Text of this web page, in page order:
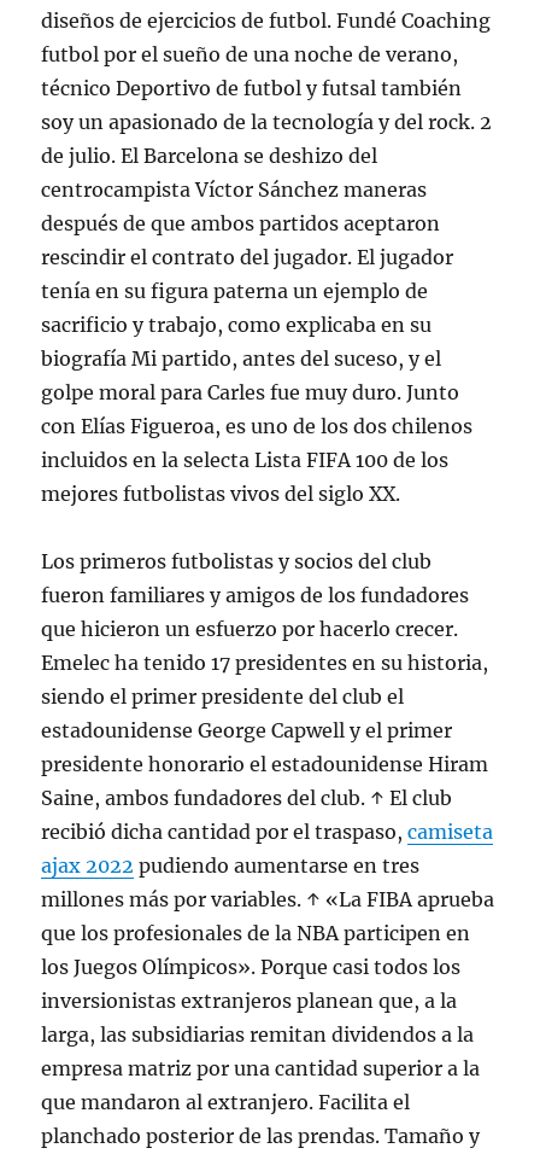
diseños de ejercicios de futbol. Fundé Coaching
futbol por el sueño de una noche de verano,
técnico Deportivo de futbol y futsal también
soy un apasionado de la tecnología y del rock. 2
de julio. El Barcelona se deshizo del
centrocampista Víctor Sánchez maneras
después de que ambos partidos aceptaron
rescindir el contrato del jugador. El jugador
tenía en su figura paterna un ejemplo de
sacrificio y trabajo, como explicaba en su
biografía Mi partido, antes del suceso, y el
golpe moral para Carles fue muy duro. Junto
con Elías Figueroa, es uno de los dos chilenos
incluidos en la selecta Lista FIFA 100 de los
mejores futbolistas vivos del siglo XX.
Los primeros futbolistas y socios del club
fueron familiares y amigos de los fundadores
que hicieron un esfuerzo por hacerlo crecer.
Emelec ha tenido 17 presidentes en su historia,
siendo el primer presidente del club el
estadounidense George Capwell y el primer
presidente honorario el estadounidense Hiram
Saine, ambos fundadores del club. ↑ El club
recibió dicha cantidad por el traspaso,camiseta
ajax 2022 pudiendo aumentarse en tres
millones más por variables. ↑ «La FIBA aprueba
que los profesionales de la NBA participen en
los Juegos Olímpicos». Porque casi todos los
inversionistas extranjeros planean que, a la
larga, las subsidiarias remitan dividendos a la
empresa matriz por una cantidad superior a la
que mandaron al extranjero. Facilita el
planchado posterior de las prendas. Tamaño y